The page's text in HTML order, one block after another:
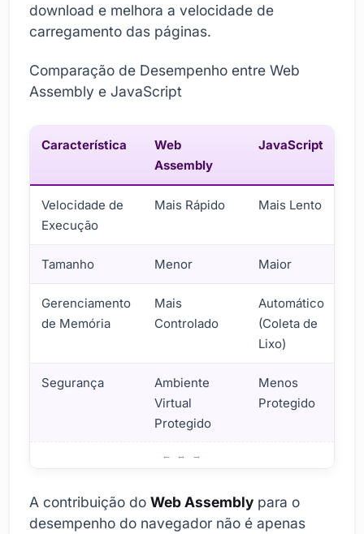
download e melhora a velocidade de
carregamento das páginas.
Comparação de Desempenho entre Web
Assembly e JavaScript
Característica
Web
Assembly
JavaScript
Velocidade de
Execução
Mais Rápido Mais Lento
Tamanho Menor Maior
Gerenciamento
de Memória
Mais
Controlado
Automático
(Coleta de
Lixo)
Segurança
Ambiente
Virtual
Protegido
Menos
Protegido
A contribuição do Web Assembly para o
desempenho do navegador não é apenas